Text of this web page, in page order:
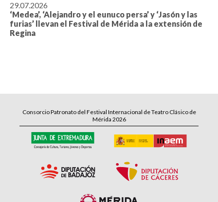
29.07.2026
‘Medea’, ‘Alejandro y el eunuco persa’ y ‘Jasón y las
furias’ llevan el Festival de Mérida a la extensión de
Regina
Consorcio Patronato del Festival Internacional de Teatro Clásico de
Mérida 2026